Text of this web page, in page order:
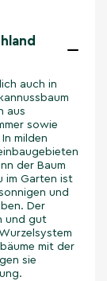
auch in
aus
sowie
milden
der Baum
im Garten ist
und
Der
und gut
mit der
sie